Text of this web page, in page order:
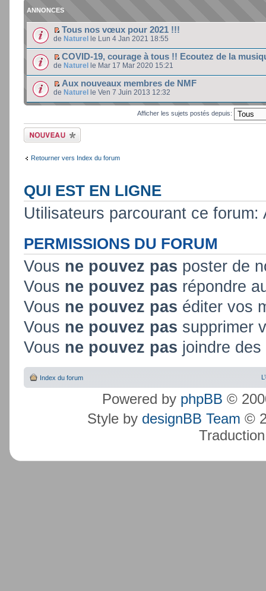
ANNONCES
Tous nos vœux pour 2021 !!!
de Naturel le Lun 4 Jan 2021 18:55
COVID-19, courage à tous !! Ecoutez de la
de Naturel le Mar 17 Mar 2020 15:21
Aux nouveaux membres de NMF
de Naturel le Ven 7 Juin 2013 12:32
Afficher les sujets postés depuis:
Ecrire un nouveau
sujet
Retourner vers Index du forum
QUI EST EN LIGNE
Utilisateurs parcourant ce
PERMISSIONS DU FORUM
Vous ne pouvez pas poster de
Vous ne pouvez pas répondre
Vous ne pouvez pas éditer vos
Vous ne pouvez pas supprimer
Vous ne pouvez pas joindre
Index du forum
Powered by phpBB ©
Style by designBB Team ©